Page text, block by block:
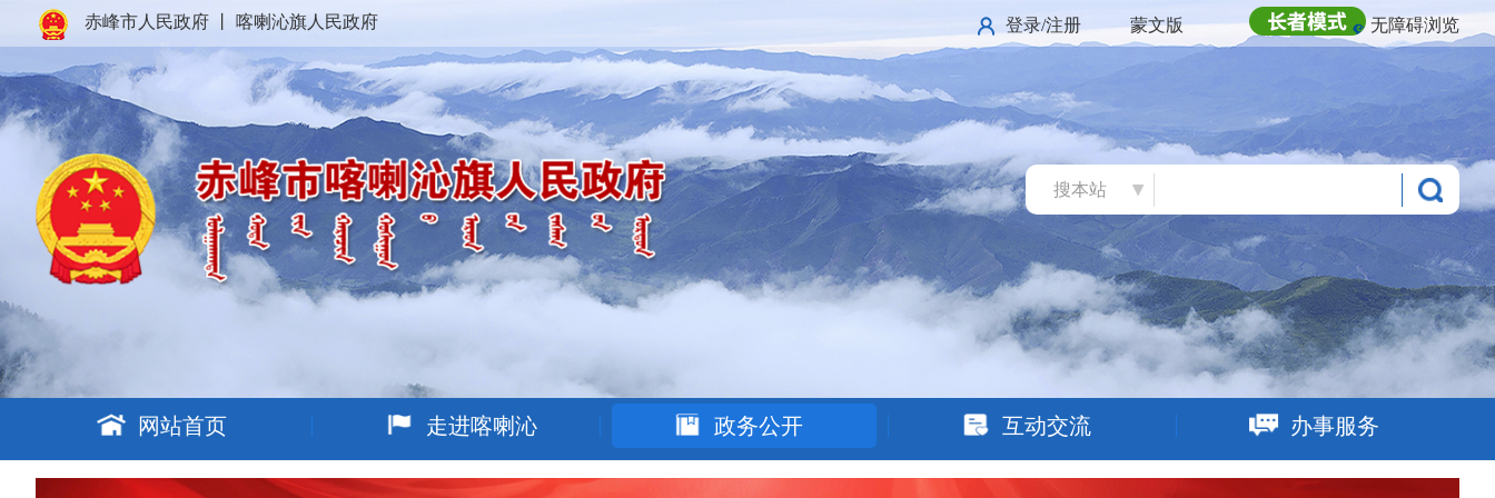
赤峰市人民政府 喀喇沁旗人民政府 登录/注册 蒙文版 无障碍浏览
搜本站
网站首页 走进喀喇沁 政务公开 互动交流 办事服务